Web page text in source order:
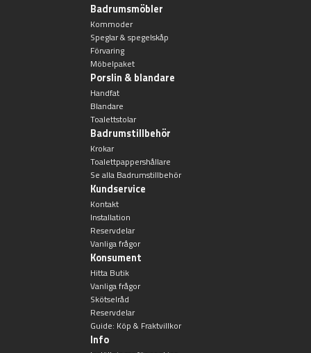
Badrumsmöbler
Kommoder
Speglar & spegelskåp
Förvaring
Möbelpaket
Porslin & blandare
Handfat
Blandare
Toalettstolar
Badrumstillbehör
Krokar
Toalettpappershållare
Se alla Badrumstillbehör
Kundservice
Kontakt
Installation
Reservdelar
Vanliga frågor
Konsument
Hitta Butik
Vanliga frågor
Skötselråd
Reservdelar
Guide: Köp & Fraktvillkor
Info